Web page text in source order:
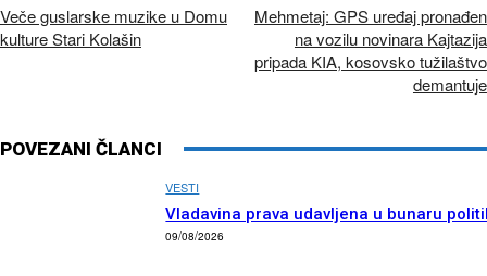
Veče guslarske muzike u Domu
kulture Stari Kolašin
Mehmetaj: GPS uređaj pronađen
na vozilu novinara Kajtazija
pripada KIA, kosovsko tužilaštvo
demantuje
POVEZANI ČLANCI
VESTI
Vladavina prava udavljena u bunaru
09/08/2026